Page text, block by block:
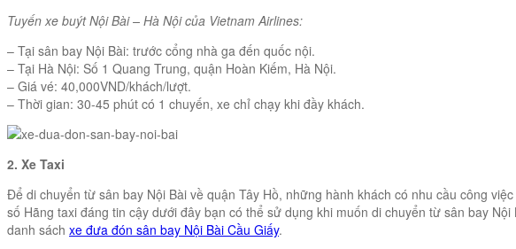
Tuyến xe buýt Nội Bài – Hà Nội của Vietnam Airlines:
– Tại sân bay Nội Bài: trước cổng nhà ga đến quốc nội.
– Tại Hà Nội: Số 1 Quang Trung, quận Hoàn Kiếm, Hà Nội.
– Giá vé: 40,000VND/khách/lượt.
– Thời gian: 30-45 phút có 1 chuyến, xe chỉ chạy khi đầy khách.
2. Xe Taxi
Để di chuyển từ sân bay Nội Bài về quận Tây Hồ, những hành khách có nhu cầu công
số Hãng taxi đáng tin cậy dưới đây bạn có thể sử dụng khi muốn di chuyển từ sân bay
danh sách xe đưa đón sân bay Nội Bài Cầu Giấy.